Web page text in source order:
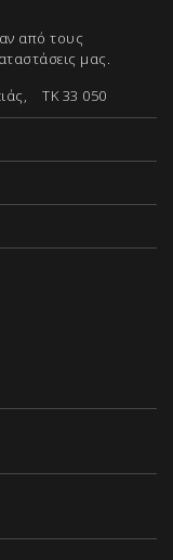
από τους
μας.
ΤΚ 33 050